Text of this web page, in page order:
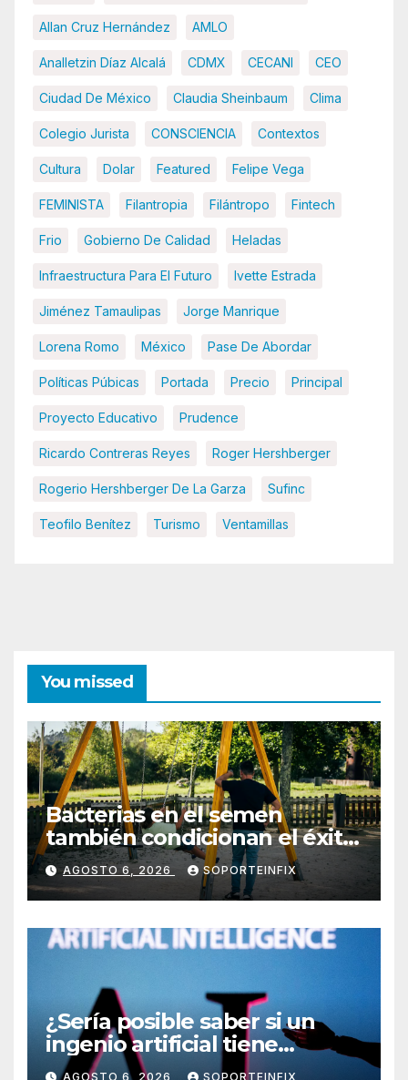
Allan Cruz Hernández AMLO
Analletzin Díaz Alcalá CDMX CECANI CEO
Ciudad De México Claudia Sheinbaum Clima
Colegio Jurista CONSCIENCIA Contextos
Cultura Dolar Featured Felipe Vega
FEMINISTA Filantropia Filántropo Fintech
Frio Gobierno De Calidad Heladas
Infraestructura Para El Futuro Ivette Estrada
Jiménez Tamaulipas Jorge Manrique
Lorena Romo México Pase De Abordar
Políticas Púbicas Portada Precio Principal
Proyecto Educativo Prudence
Ricardo Contreras Reyes Roger Hershberger
Rogerio Hershberger De La Garza Sufinc
Teofilo Benítez Turismo Ventamillas
You missed
Bacterias en el semen
también condicionan el éxito
del embarazo: estudio
cambia el foco al microbioma
seminal
AGOSTO 6, 2026 SOPORTEINFIX
¿Sería posible saber si un
ingenio artificial tiene
consciencia?
AGOSTO 6, 2026 SOPORTEINFIX